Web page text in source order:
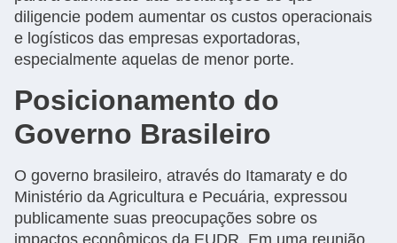
diligencie podem aumentar os custos operacionais
e logísticos das empresas exportadoras,
especialmente aquelas de menor porte.
Posicionamento do
Governo Brasileiro
O governo brasileiro, através do Itamaraty e do
Ministério da Agricultura e Pecuária, expressou
publicamente suas preocupações sobre os
impactos econômicos da EUDR. Em uma reunião